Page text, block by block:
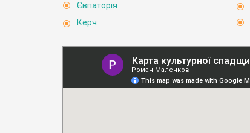
Євпаторія
Керч